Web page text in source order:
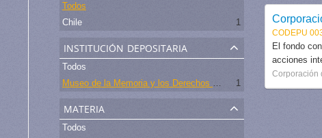
Todos
Chile
1
institución depositaria
Todos
Museo de la Memoria y los Derechos Humanos - Chile
1
materia
Todos
CODEPU
El fondo
acciones
Corporación